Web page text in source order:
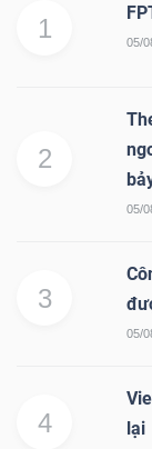
1 05/
2
05/
3
05/
4
lại